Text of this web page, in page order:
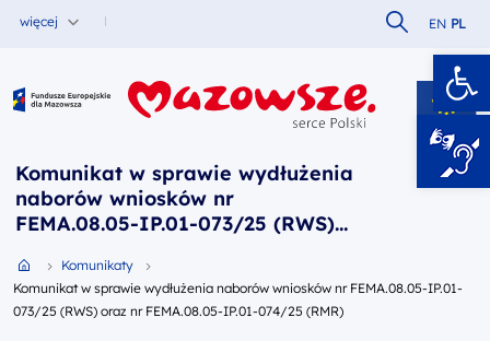
więcej Szukaj w
EN PL
Fundusze Europejskie dla Mazowsza
Komunikat w sprawie wydłużenia
naborów wniosków nr
FEMA.08.05-IP.01-073/25 (RWS)
(RMR)
Przejdź do strony głównej portalu
Komunikaty
Komunikat w sprawie wydłużenia naborów wniosków nr FEMA.08.05-IP.01-
073/25 (RWS) oraz nr FEMA.08.05-IP.01-074/25 (RMR)